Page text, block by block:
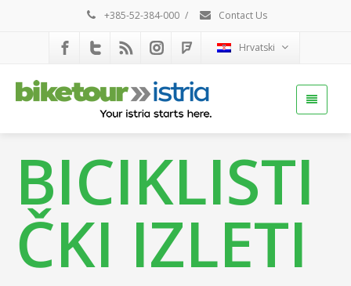
+385-52-384-000 / Contact Us
Hrvatski
BICIKLISTI
ČKI IZLETI